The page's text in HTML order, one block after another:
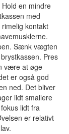
en mindre
med
kontakt
Sænk vægten
Pres
være at øge
er også god
ned. Det bliver
lidt smallere
lidt fra
er relativt